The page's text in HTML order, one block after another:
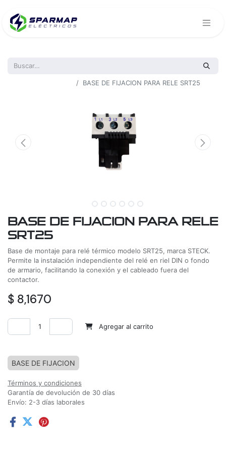
BASE DE FIJACION PARA RELE SRT25
BASE DE FIJACION PARA RELE
SRT25
Base de montaje para relé térmico modelo SRT25, marca STECK.
Permite la instalación independiente del relé en riel DIN o fondo
de armario, facilitando la conexión y el cableado fuera del
contactor.
$ 8,1670
Agregar al carrito
BASE DE FIJACION
Términos y condiciones
Garantía de devolución de 30 días
Envío: 2-3 días laborales